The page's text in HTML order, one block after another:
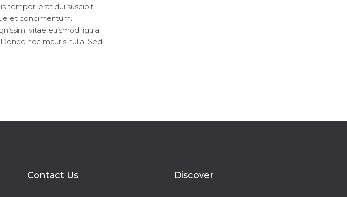
tempor, erat dui suscipit
et condimentum.
vitae euismod ligula
nec mauris nulla. Sed
Contact Us Discover